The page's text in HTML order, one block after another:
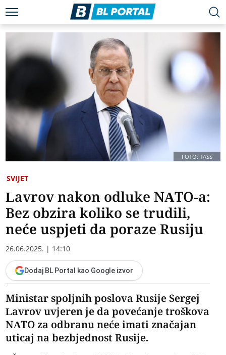
FOTO: TASS
SVIJET
Lavrov nakon odluke NATO-a:
Bez obzira koliko se trudili,
neće uspjeti da poraze Rusiju
26.06.2025. | 14:10
Dodaj BL Portal kao Google izvor
Ministar spoljnih poslova Rusije Sergej
Lavrov uvjeren je da povećanje troškova
NATO za odbranu neće imati značajan
uticaj na bezbjednost Rusije.